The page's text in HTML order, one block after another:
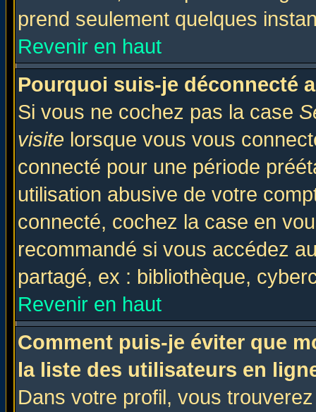
prend seulement quelques
Revenir en haut
Pourquoi suis-je déconnecté
Si vous ne cochez pas la case
visite lorsque vous vous
connecté pour une période
utilisation abusive de votre
connecté, cochez la case en
recommandé si vous accédez
partagé, ex : bibliothèque,
Revenir en haut
Comment puis-je éviter que
la liste des utilisateurs en
Dans votre profil, vous